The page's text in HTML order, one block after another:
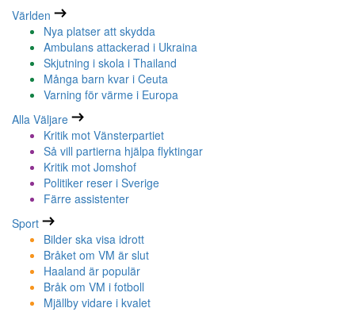
Världen
Nya platser att skydda
Ambulans attackerad i Ukraina
Skjutning i skola i Thailand
Många barn kvar i Ceuta
Varning för värme i Europa
Alla Väljare
Kritik mot Vänsterpartiet
Så vill partierna hjälpa flyktingar
Kritik mot Jomshof
Politiker reser i Sverige
Färre assistenter
Sport
Bilder ska visa idrott
Bråket om VM är slut
Haaland är populär
Bråk om VM i fotboll
Mjällby vidare i kvalet